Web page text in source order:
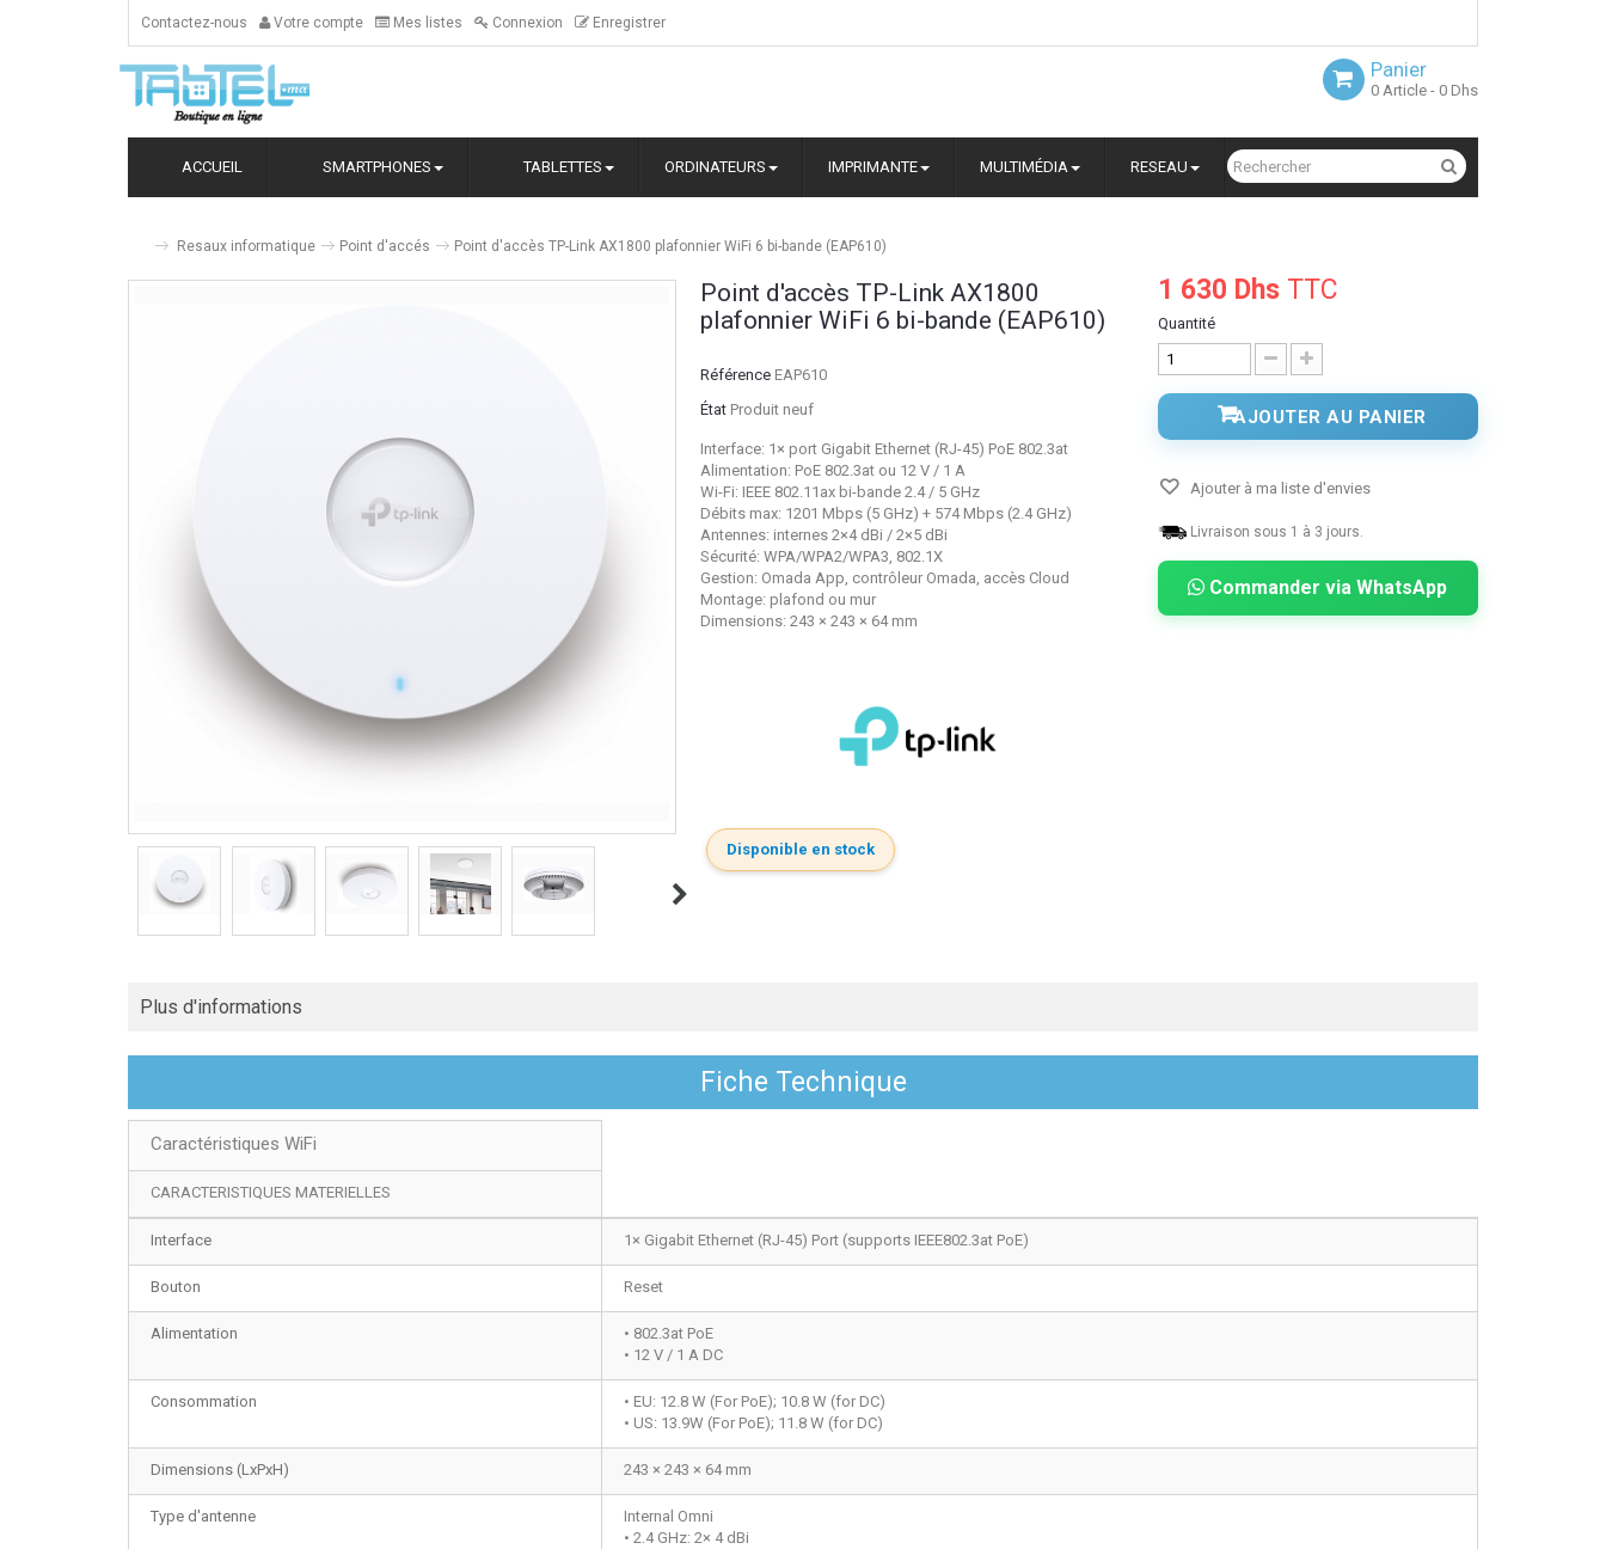
Contactez-nous Votre compte Mes listes Connexion Enregistrer
Panier
0 Article - 0 Dhs
ACCUEIL SMARTPHONES TABLETTES ORDINATEURS IMPRIMANTE MULTIMÉDIA RESEAU
Resaux informatique Point d'accés Point d'accès TP-Link AX1800 plafonnier WiFi 6 bi-bande (EAP610)
Point d'accès TP-Link AX1800
plafonnier WiFi 6 bi-bande (EAP610)
Référence EAP610
État Produit neuf
Interface: 1× port Gigabit Ethernet (RJ-45) PoE 802.3at
Alimentation: PoE 802.3at ou 12 V / 1 A
Wi-Fi: IEEE 802.11ax bi-bande 2.4 / 5 GHz
Débits max: 1201 Mbps (5 GHz) + 574 Mbps (2.4 GHz)
Antennes: internes 2×4 dBi / 2×5 dBi
Sécurité: WPA/WPA2/WPA3, 802.1X
Gestion: Omada App, contrôleur Omada, accès Cloud
Montage: plafond ou mur
Dimensions: 243 × 243 × 64 mm
Disponible en stock
1 630 Dhs TTC
Quantité
AJOUTER AU PANIER
Ajouter à ma liste d'envies
Livraison sous 1 à 3 jours.
Commander via WhatsApp
Plus d'informations
Fiche Technique
Caractéristiques WiFi
CARACTERISTIQUES MATERIELLES
Interface 1× Gigabit Ethernet (RJ-45) Port (supports IEEE802.3at PoE)
Bouton Reset
Alimentation
• 802.3at PoE
• 12 V / 1 A DC
Consommation
• EU: 12.8 W (For PoE); 10.8 W (for DC)
• US: 13.9W (For PoE); 11.8 W (for DC)
Dimensions (LxPxH) 243 × 243 × 64 mm
Type d'antenne
Internal Omni
• 2.4 GHz: 2× 4 dBi